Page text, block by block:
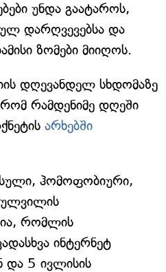
უნდა გაატაროს,
დარღვევებსა და
ზომები მიიღოს.
დღევანდელ სხდომაზე
რამდენიმე დღეში
არხებში
ჰომოფობიური,
რომლის
ინტერნეტ
და 5 ივლისის